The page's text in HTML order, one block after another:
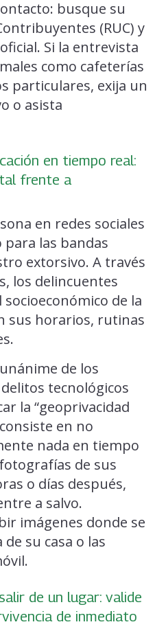
busque su
(RUC) y
Si la entrevista
como cafeterías
particulares, exija un
o asista
en tiempo real:
frente a
en redes sociales
las bandas
extorsivo. A través
los delincuentes
de la
sus horarios, rutinas
de los
tecnológicos
la “geoprivacidad
en no
nada en tiempo
de sus
o días después,
a salvo.
imágenes donde se
su casa o las
de un lugar: valide
de inmediato